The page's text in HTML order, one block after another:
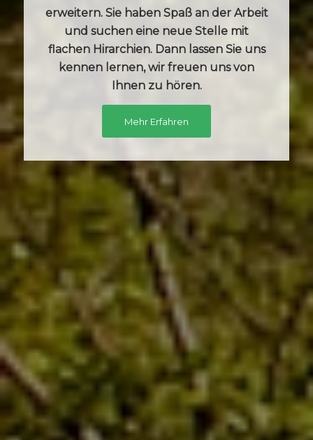
erweitern. Sie haben Spaß an der Arbeit
und suchen eine neue Stelle mit
flachen Hirarchien. Dann lassen Sie uns
kennen lernen, wir freuen uns von
Ihnen zu hören.
Mehr Erfahren